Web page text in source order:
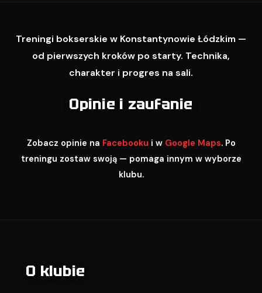
Treningi bokserskie w Konstantynowie Łódzkim —
od pierwszych kroków po starty. Technika,
charakter i progres na sali.
Opinie i zaufanie
Zobacz opinie na Facebooku i w Google Maps. Po
treningu zostaw swoją — pomaga innym w wyborze
klubu.
O klubie